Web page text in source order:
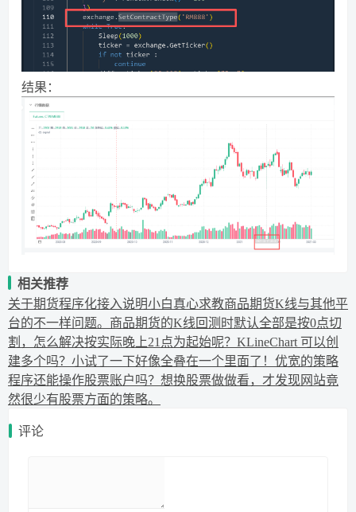
结果：
相关推荐
关于期货程序化接入说明小白真心求教商品期货K线与其他平
台的不一样问题。 商品期货的K线回测时默认全部是按0点切
割，怎么解决按实际晚上21点为起始呢？ KLineChart 可以创
建多个吗？小试了一下好像全叠在一个里面了！ 优宽的策略
程序还能操作股票账户吗？想换股票做做看，才发现网站竟
然很少有股票方面的策略。
评论